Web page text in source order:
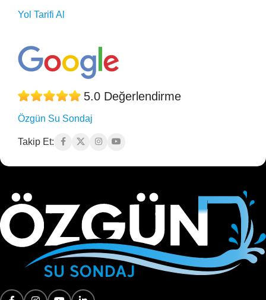
Yol Tarifi Al
5.0 Değerlendirme
Özgün Su Sondaj
Takip Et: